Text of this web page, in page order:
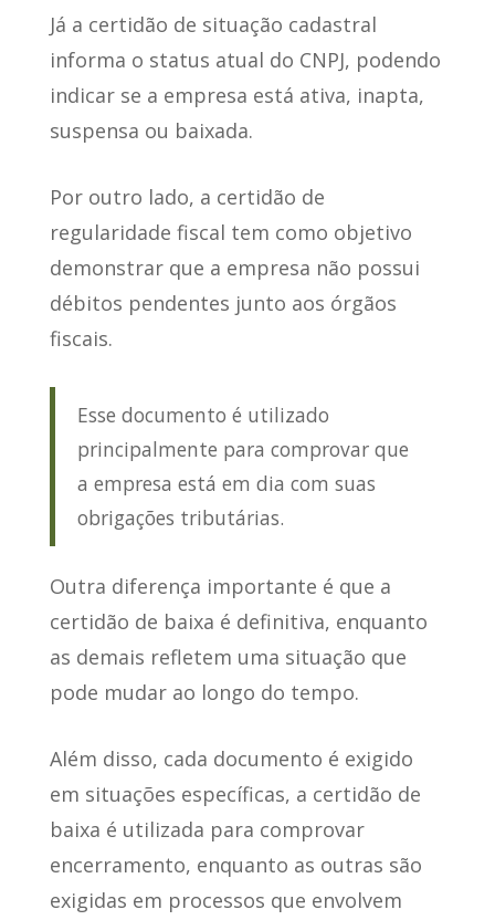
Já a certidão de situação cadastral
informa o status atual do CNPJ, podendo
indicar se a empresa está ativa, inapta,
suspensa ou baixada.
Por outro lado, a certidão de
regularidade fiscal tem como objetivo
demonstrar que a empresa não possui
débitos pendentes junto aos órgãos
fiscais.
Esse documento é utilizado
principalmente para comprovar que
a empresa está em dia com suas
obrigações tributárias.
Outra diferença importante é que a
certidão de baixa é definitiva, enquanto
as demais refletem uma situação que
pode mudar ao longo do tempo.
Além disso, cada documento é exigido
em situações específicas, a certidão de
baixa é utilizada para comprovar
encerramento, enquanto as outras são
exigidas em processos que envolvem